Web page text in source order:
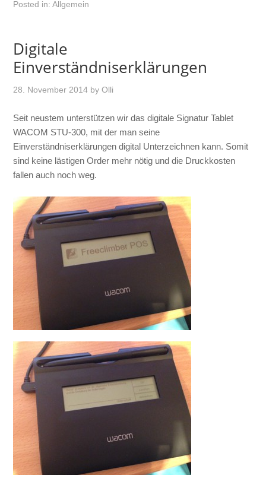
Posted in:Allgemein
Digitale
Einverständniserklärungen
28. November 2014 byOlli
Seit neustem unterstützen wir das digitale Signatur Tablet
WACOM STU-300, mit der man seine
Einverständniserklärungen digital Unterzeichnen kann. Somit
sind keine lästigen Order mehr nötig und die Druckkosten
fallen auch noch weg.